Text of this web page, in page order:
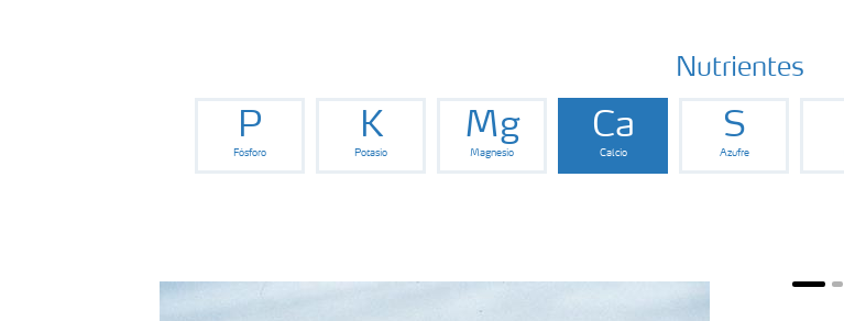
Nutrientes
P
Fósforo
K
Potasio
Mg
Magnesio
Ca
Calcio
S
Azufre